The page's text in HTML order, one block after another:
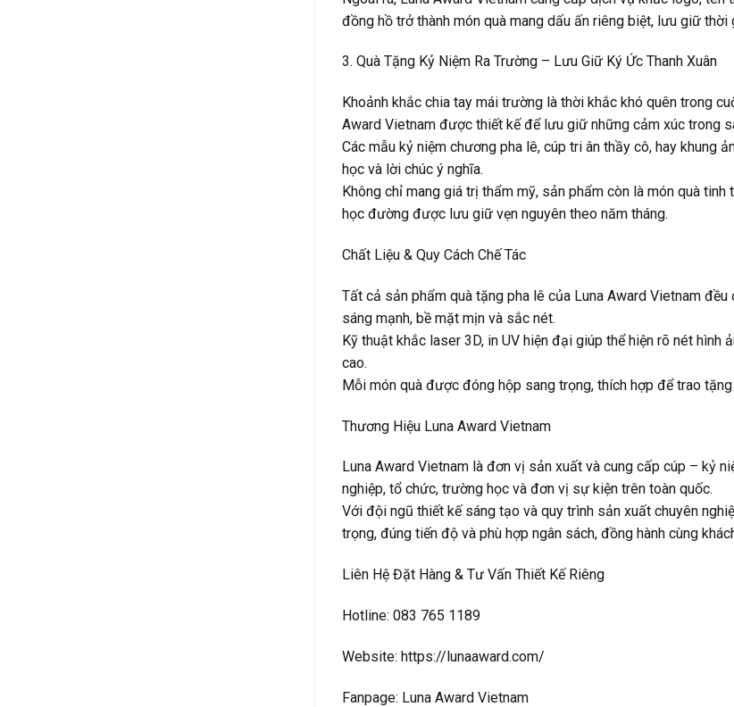
đồng hồ trở thành món quà mang dấu ấn riêng biệt, lưu giữ thời
3. Quà Tặng Kỷ Niệm Ra Trường – Lưu Giữ Ký Ức Thanh Xuân
Khoảnh khắc chia tay mái trường là thời khắc khó quên trong
Award Vietnam được thiết kế để lưu giữ những cảm xúc trong
Các mẫu kỷ niệm chương pha lê, cúp tri ân thầy cô, hay khung
học và lời chúc ý nghĩa.
Không chỉ mang giá trị thẩm mỹ, sản phẩm còn là món quà
học đường được lưu giữ vẹn nguyên theo năm tháng.
Chất Liệu & Quy Cách Chế Tác
Tất cả sản phẩm quà tặng pha lê của Luna Award Vietnam
sáng mạnh, bề mặt mịn và sắc nét.
Kỹ thuật khắc laser 3D, in UV hiện đại giúp thể hiện rõ nét
cao.
Mỗi món quà được đóng hộp sang trọng, thích hợp để trao
Thương Hiệu Luna Award Vietnam
Luna Award Vietnam là đơn vị sản xuất và cung cấp cúp – kỷ
nghiệp, tổ chức, trường học và đơn vị sự kiện trên toàn quốc.
Với đội ngũ thiết kế sáng tạo và quy trình sản xuất chuyên
trọng, đúng tiến độ và phù hợp ngân sách, đồng hành cùng
Liên Hệ Đặt Hàng & Tư Vấn Thiết Kế Riêng
Hotline: 083 765 1189
Website: https://lunaaward.com/
Fanpage: Luna Award Vietnam